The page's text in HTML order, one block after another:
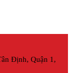
Định, Quận 1,